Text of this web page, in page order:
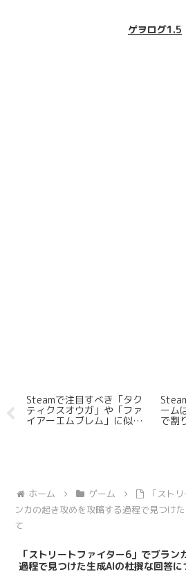
ゲヲログ1.5
すべき「タク
ガ」や「ファ
レム」に似て
Steamで販売されてい
ームはセール時なぜこ
で割り引かれるのか？
ホーム ゲーム
「スト
ンカの起き攻めを攻略する過程で見つけ
て
「ストリートファイター6」でブラン
過程で見つけた生成AIの杜撰な回答に